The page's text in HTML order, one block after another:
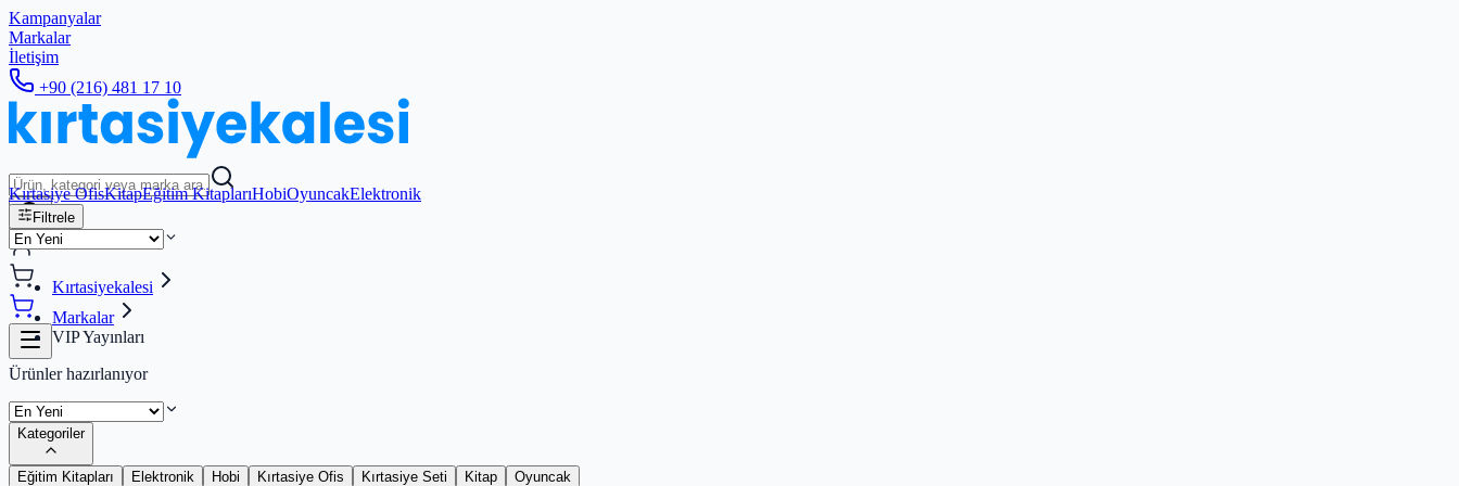
Kampanyalar
Markalar
İletişim
+90 (216) 481 17 10
Kırtasiye OfisKitapEğitim KitaplarıHobiOyuncakElektronik
Filtrele
Kırtasiyekalesi
Markalar
VIP Yayınları
Ürünler hazırlanıyor
Kategoriler
Eğitim Kitapları Elektronik Hobi Kırtasiye Ofis Kırtasiye Seti Kitap Oyuncak